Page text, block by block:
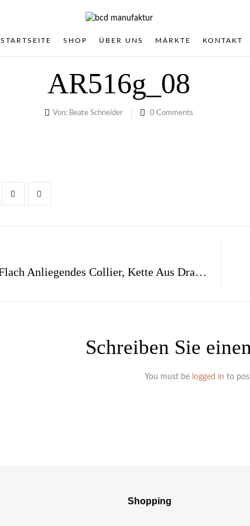
STARTSEITE SHOP ÜBER UNS MÄRKTE KONTAKT
AR516g_08
Von: Beate Schneider 0 Comments
Halskette, Flach Anliegendes Collier, Kette Aus Draht, Champagnerfarbene Kette
Schreiben Sie
You must be logged in to
Shopping